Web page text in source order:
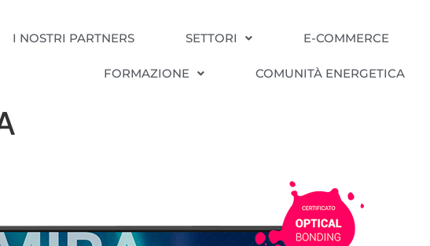
I NOSTRI PARTNERS SETTORI E-COMMERCE
FORMAZIONE COMUNITÀ ENERGETICA